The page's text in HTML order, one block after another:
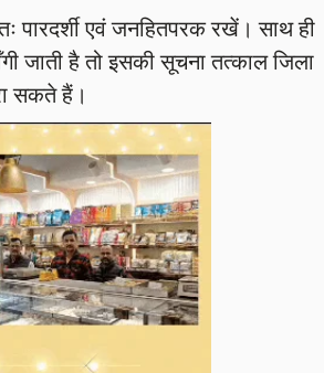
पारदर्शी एवं जनहितपरक रखें। साथ ही
जाती है तो इसकी सूचना तत्काल जिला
सकते हैं।